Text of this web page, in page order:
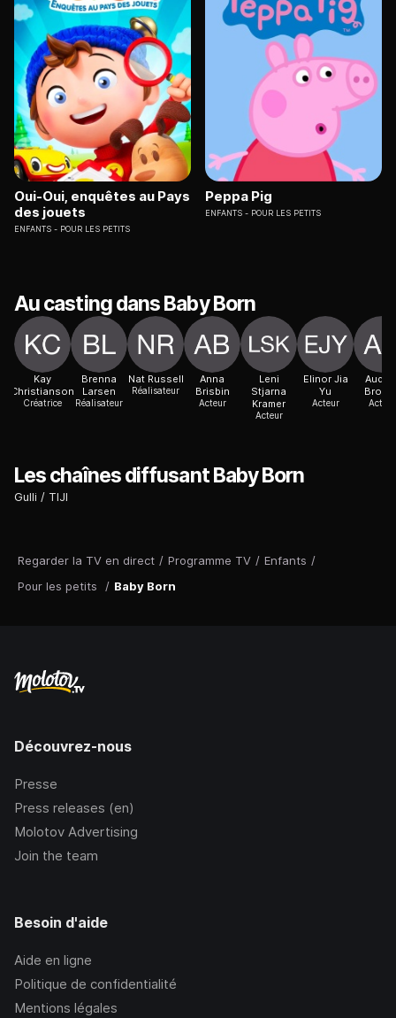
Regarder la TV en direct / Programme TV / Enfants /
Pour les petits
/ Baby Born
Oui-Oui, enquêtes au Pays
des jouets
ENFANTS POUR LES PETITS
Peppa Pig
ENFANTS POUR LES PETITS
Au casting dans Baby Born
Kay
Christianson
Créatrice
Brenna
Larsen
Réalisateur
Nat Russell
Réalisateur
Anna
Brisbin
Acteur
Leni
Stjarna
Kramer
Acteur
Elinor Jia
Yu
Acteur Acteur
Les chaînes diffusant Baby Born
Gulli TIJI
Découvrez-nous
Presse
Press releases (en)
Molotov Advertising
Join the team
Besoin d'aide
Aide en ligne
Politique de confidentialité
Mentions légales